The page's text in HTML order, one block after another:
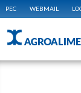
PEC WEBMAIL